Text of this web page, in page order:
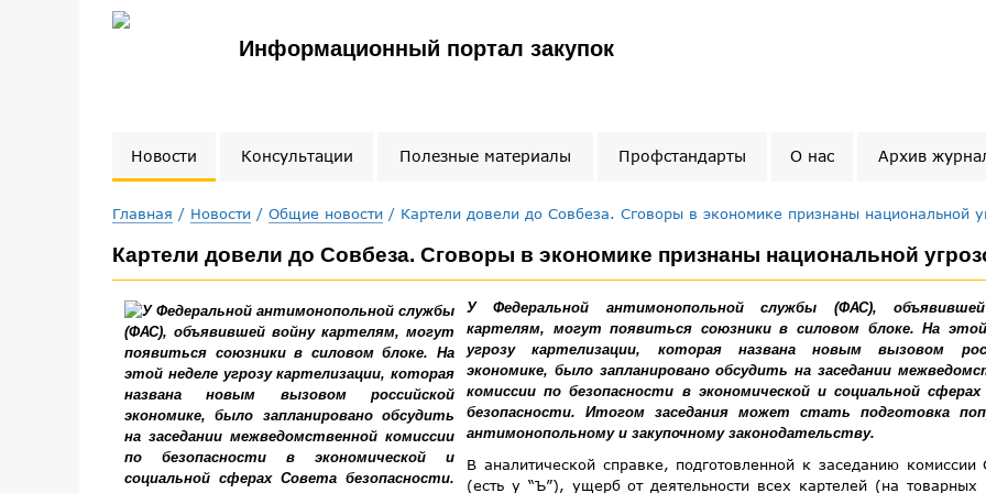
Информационный портал закупок
Новости Консультации Полезные материалы Профстандарты О нас Архив
Главная / Новости / Общие новости / Картели довели до Совбеза. Сговоры в экономике признаны национальной
Картели довели до Совбеза. Сговоры в экономике признаны национальной
У Федеральной антимонопольной службы (ФАС),
картелям, могут появиться союзники в силовом блоке. На
угрозу картелизации, которая названа новым вызовом
экономике, было запланировано обсудить на заседании
комиссии по безопасности в экономической и социальной
безопасности. Итогом заседания может стать подготовка
антимонопольному и закупочному законодательству.
В аналитической справке, подготовленной к заседанию комиссии
(есть у “Ъ”), ущерб от деятельности всех картелей (на товарных